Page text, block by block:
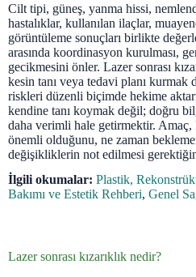
Cilt tipi, güneş, yanma hissi,
hastalıklar, kullanılan ilaçlar,
görüntüleme sonuçları birlikte
arasında koordinasyon kurulması,
gecikmesini önler. Lazer sonrası
kesin tanı veya tedavi planı kurmak
riskleri düzenli biçimde hekime
kendine tanı koymak değil; doğru
daha verimli hale getirmektir.
önemli olduğunu, ne zaman
değişikliklerin not edilmesi
İlgili okumalar: Plastik,
Bakımı ve Estetik Rehberi, Genel
Lazer sonrası kızarıklık nedir?